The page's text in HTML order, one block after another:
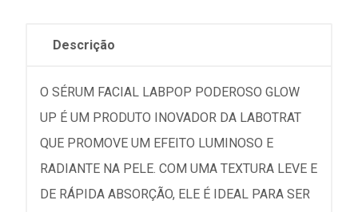
Descrição
O SÉRUM FACIAL LABPOP PODEROSO GLOW
UP É UM PRODUTO INOVADOR DA LABOTRAT
QUE PROMOVE UM EFEITO LUMINOSO E
RADIANTE NA PELE. COM UMA TEXTURA LEVE E
DE RÁPIDA ABSORÇÃO, ELE É IDEAL PARA SER